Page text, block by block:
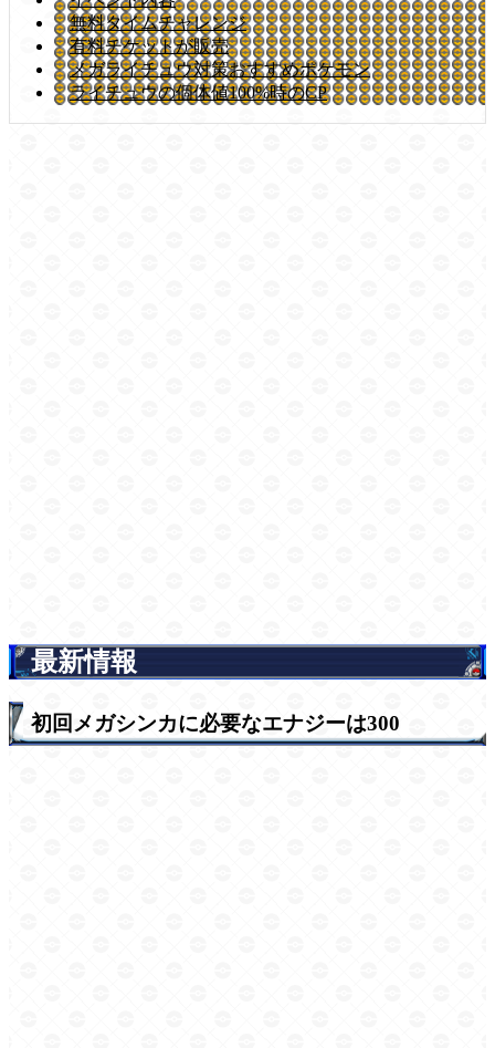
無料タイムチャレンジ
有料チケットが販売
メガライチュウ対策おすすめポケモン
ライチュウの個体値100%時のCP
最新情報
初回メガシンカに必要なエナジーは300